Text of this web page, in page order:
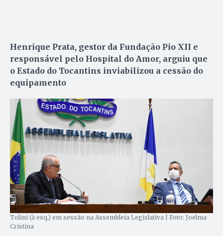
Henrique Prata, gestor da Fundação Pio XII e
responsável pelo Hospital do Amor, arguiu que
o Estado do Tocantins inviabilizou a cessão do
equipamento
Tolini (à esq.) em sessão na Assembleia Legislativa | Foto: Joelma
Cristina